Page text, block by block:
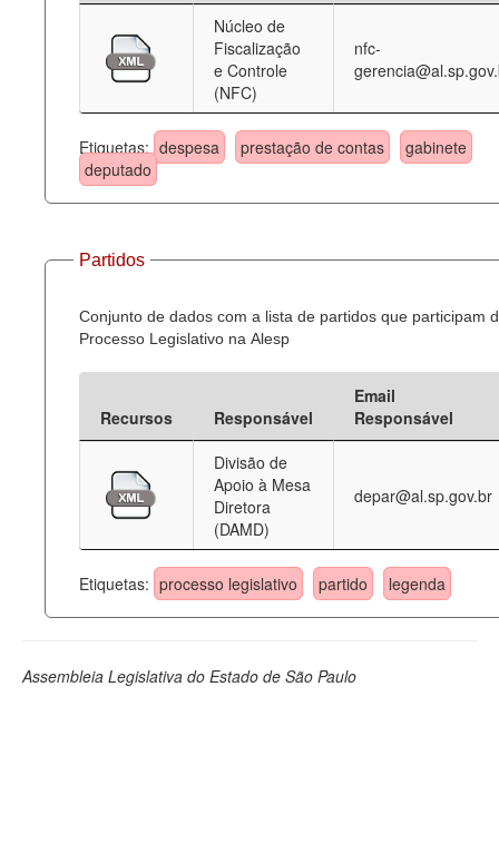
Núcleo de
Fiscalização
e Controle
(NFC)
nfc-
Etiquetas: despesa prestação de contas
gabinete
deputado
Partidos
Conjunto de dados com a lista de partidos que participam
Processo Legislativo na Alesp
Recursos Responsável
Email
Responsável
Divisão de
Apoio à Mesa
Diretora
(DAMD)
depar@al.sp.gov.br
Etiquetas: processo legislativo partido legenda
Assembleia Legislativa do Estado de São Paulo